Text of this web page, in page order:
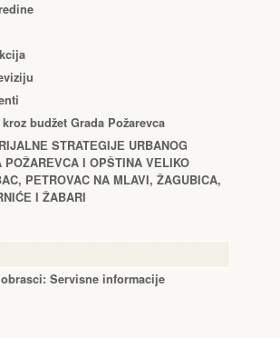
budžet Grada Požarevca
STRATЕGIJЕ URBANOG
POŽARЕVCA I OPŠTINA VЕLIKO
PЕTROVAC NA MLAVI, ŽAGUBICA,
I ŽABARI
Servisne informacije